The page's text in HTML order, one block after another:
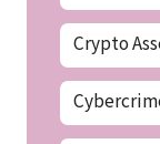
Crypto